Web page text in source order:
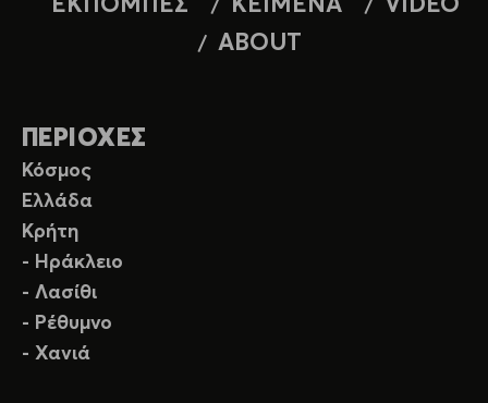
ΕΚΠΟΜΠΕΣ ΚΕΙΜΕΝΑ
VIDEO
ABOUT
ΠΕΡΙΟΧΕΣ
Κόσμος
Ελλάδα
Κρήτη
- Ηράκλειο
- Λασίθι
- Ρέθυμνο
- Χανιά